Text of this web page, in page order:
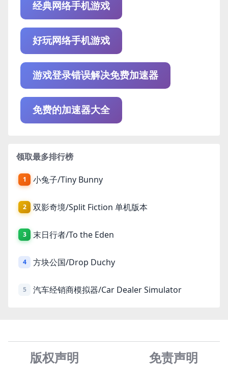
经典网络手机游戏
好玩网络手机游戏
游戏登录错误解决免费加速器
免费的加速器大全
领取最多排行榜
1 小兔子/Tiny Bunny
2 双影奇境/Split Fiction 单机版本
3 末日行者/To the Eden
4 方块公国/Drop Duchy
5 汽车经销商模拟器/Car Dealer Simulator
版权声明 免责声明